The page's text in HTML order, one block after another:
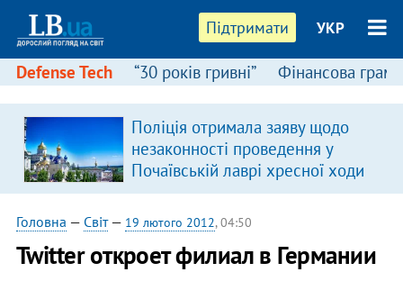
Підтримати УКР
Defense Tech “30 років гривні” Фінансова
Поліція отримала заяву щодо
незаконності проведення у
Почаївській лаврі хресної ходи
Головна — Світ— 19 лютого 2012, 04:50
Twitter откроет филиал в Германии